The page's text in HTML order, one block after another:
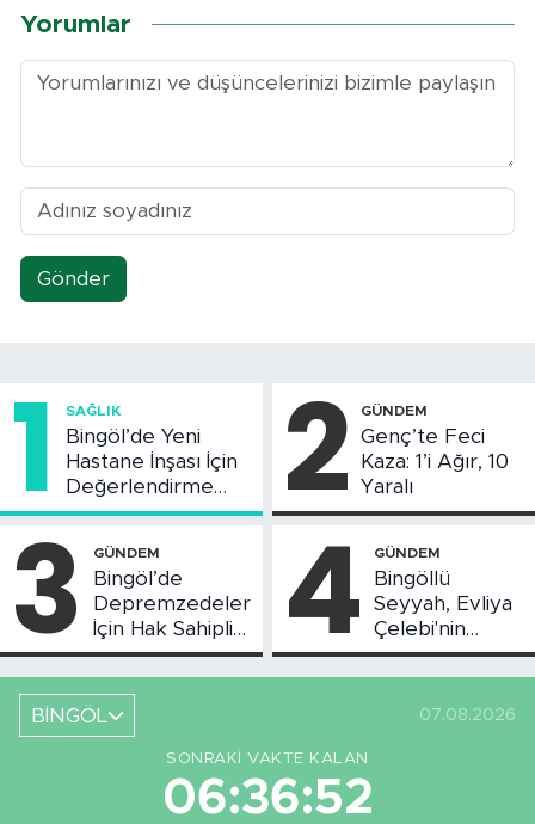
Yorumlar
Gönder
1 SAĞLIK
Bingöl’de Yeni
Hastane İnşası İçin
Değerlendirme
Toplantısı Yapıldı
2 GÜNDEM
Genç’te Feci
Kaza: 1’i Ağır, 10
Yaralı
3 GÜNDEM
Bingöl’de
Depremzedeler
İçin Hak Sahipliği
Askı Süreci
Başladı
4 GÜNDEM
Bingöllü
Seyyah, Evliya
Çelebi'nin
Bahsettiği
Bingöl'deki O
BİNGÖL 07.08.2026
SONRAKI VAKTE KALAN
06:36:51